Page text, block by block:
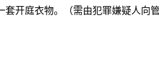
套开庭衣物。（需由犯罪嫌疑人向